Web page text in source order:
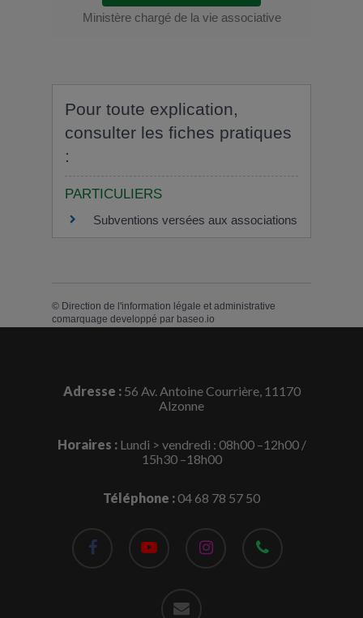
Ministère chargé de la vie associative
Pour toute explication,
consulter les fiches pratiques
:
PARTICULIERS
Subventions versées aux associations
© Direction de l'information légale et administrative
comarquage developpé par baseo.io
Adresse : 56 Av. Antoine Courrière, 11170
Alzonne
Horaires :Lundi > vendredi : 08h00 –12h00 /
15h30 –18h00
Téléphone :04 68 78 57 50
facebook instagram phone